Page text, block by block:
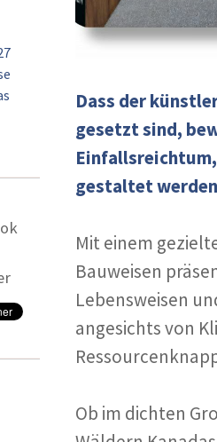
Dass der
gesetzt sind,
gestaltet
Mit einem
Bauweisen
Lebensweisen
angesichts von
Ob im dichten